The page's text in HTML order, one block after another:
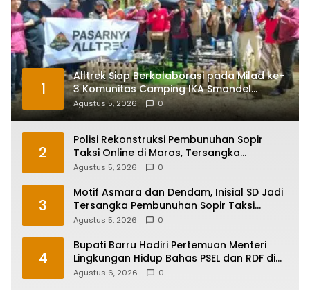
1
Alltrek Siap Berkolaborasi pada Milad ke-
3 Komunitas Camping IKA Smandel
Makassar di Malino
Agustus 5, 2026 0
2
Polisi Rekonstruksi Pembunuhan Sopir
Taksi Online di Maros, Tersangka
Peragakan 24 Adegan
Agustus 5, 2026 0
3
Motif Asmara dan Dendam, Inisial SD Jadi
Tersangka Pembunuhan Sopir Taksi
Online di Maros
Agustus 5, 2026 0
4
Bupati Barru Hadiri Pertemuan Menteri
Lingkungan Hidup Bahas PSEL dan RDF di
Sulsel
Agustus 6, 2026 0